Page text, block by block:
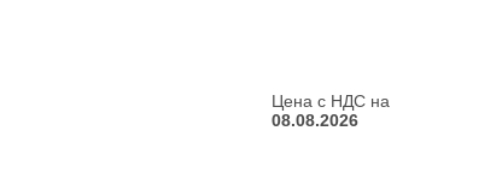
Цена с НДС на
08.08.2026